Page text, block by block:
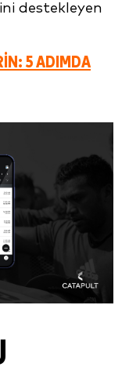
destekleyen
5 ADIMDA